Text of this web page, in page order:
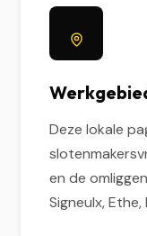
Deze lokale
en de
Signeulx,